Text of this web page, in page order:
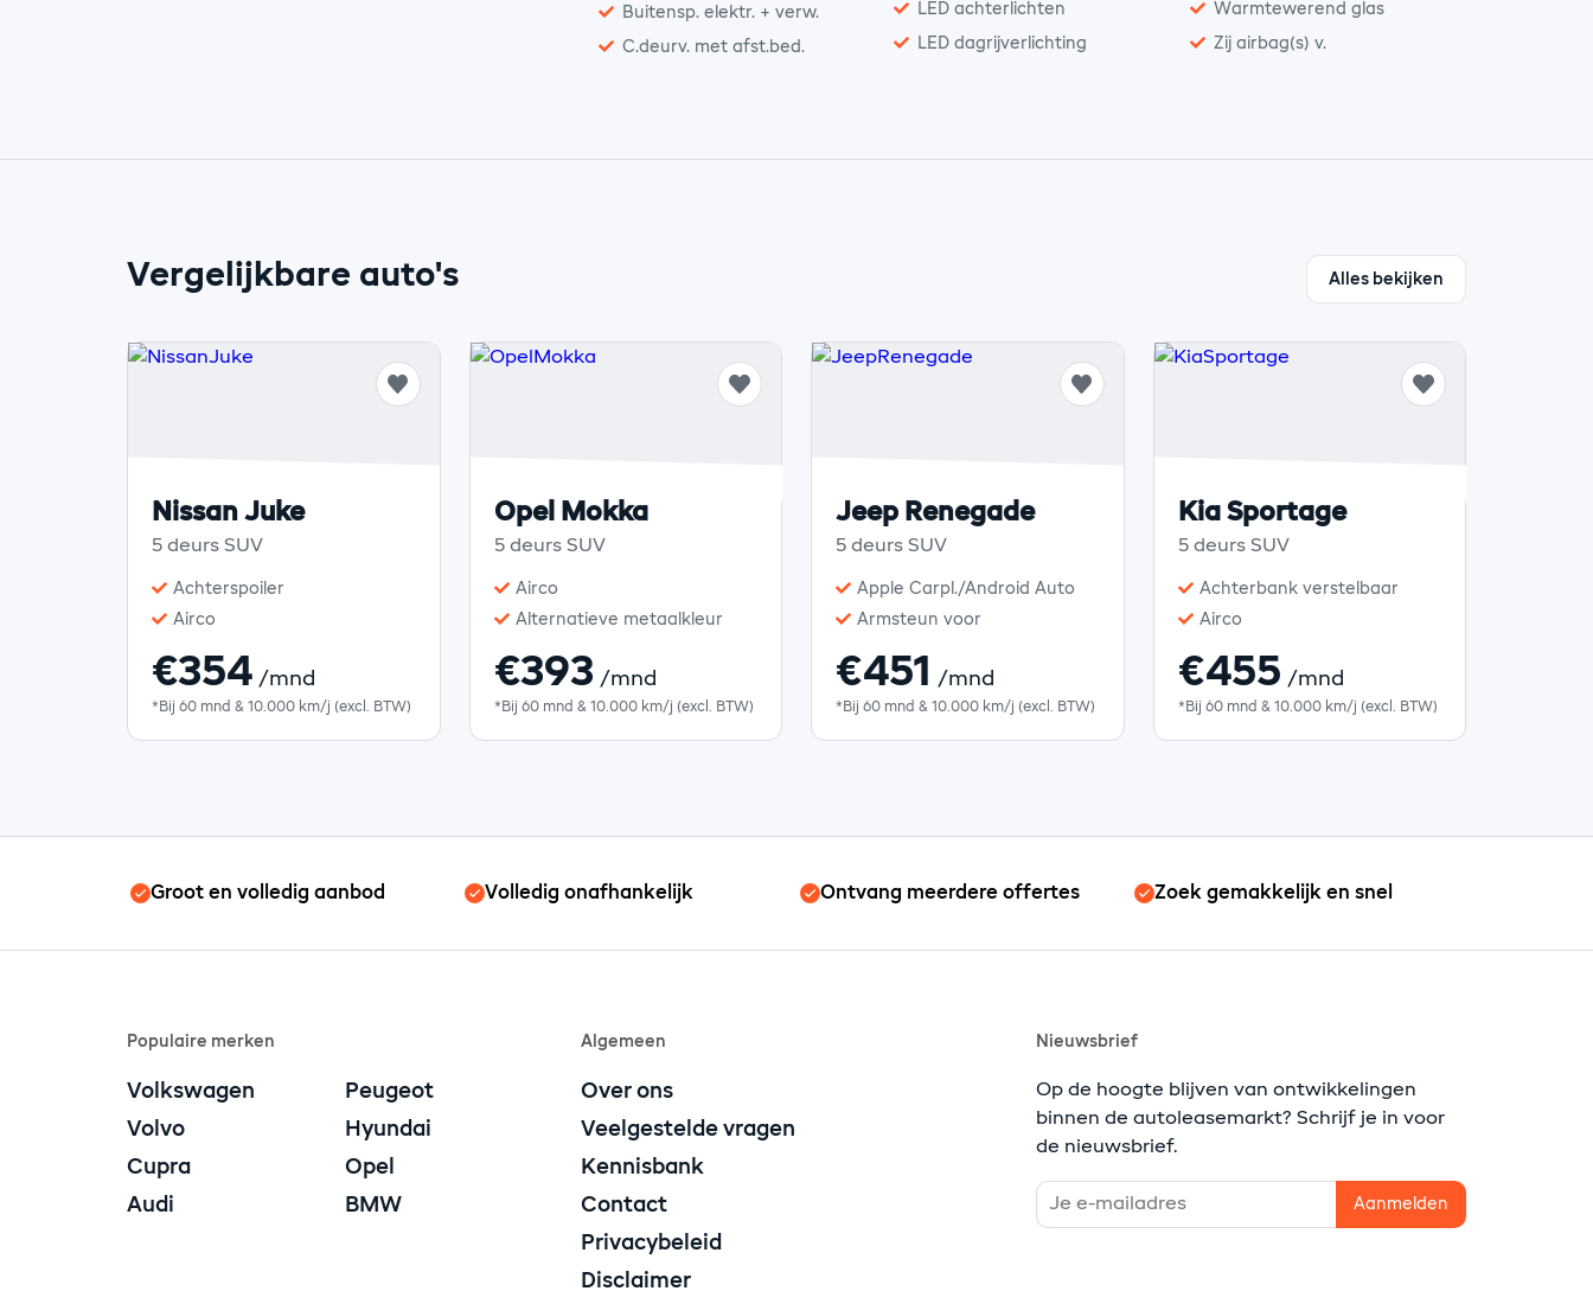
Buitensp. elektr. + verw.
C.deurv. met afst.bed.
LED achterlichten
LED dagrijverlichting
Warmtewerend glas
Zij airbag(s) v.
Vergelijkbare auto's Alles bekijken
Nissan Juke
5 deurs SUV
Achterspoiler
Airco
€354 /mnd
*Bij 60 mnd & 10.000 km/j (excl. BTW)
Opel Mokka
5 deurs SUV
Airco
Alternatieve metaalkleur
€393 /mnd
*Bij 60 mnd & 10.000 km/j (excl. BTW)
Jeep Renegade
5 deurs SUV
Apple Carpl./Android Auto
Armsteun voor
€451 /mnd
*Bij 60 mnd & 10.000 km/j (excl. BTW)
Kia Sportage
5 deurs SUV
Achterbank verstelbaar
Airco
€455 /mnd
*Bij 60 mnd & 10.000 km/j (excl. BTW)
Groot en volledig aanbod Volledig onafhankelijk Ontvang meerdere offertes Zoek gemakkelijk en snel
Populaire merken
Volkswagen
Peugeot
Volvo
Hyundai
Cupra
Opel
Audi
BMW
Algemeen
Over ons
Veelgestelde vragen
Kennisbank
Contact
Privacybeleid
Disclaimer
Nieuwsbrief
Op de hoogte blijven van ontwikkelingen
binnen de autoleasemarkt? Schrijf je in voor
de nieuwsbrief.